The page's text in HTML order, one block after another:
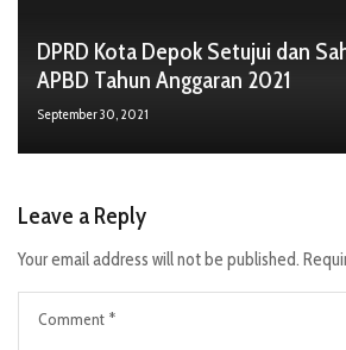
DPRD Kota Depok Setujui dan
APBD Tahun Anggaran 2021
September 30, 2021
Leave a Reply
Your email address will not be published.